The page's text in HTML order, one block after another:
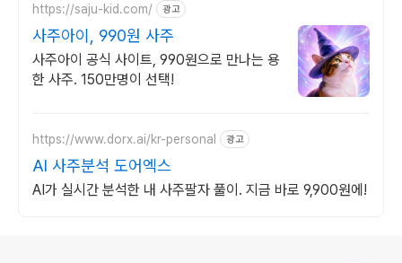
https://saju-kid.com/ 광고
사주아이, 990원 사주
사주아이 공식 사이트, 990원으로 만나는 용
한 사주. 150만명이 선택!
https://www.dorx.ai/kr-personal 광고
AI 사주분석 도어엑스
AI가 실시간 분석한 내 사주팔자 풀이. 지금 바로 9,900원에!